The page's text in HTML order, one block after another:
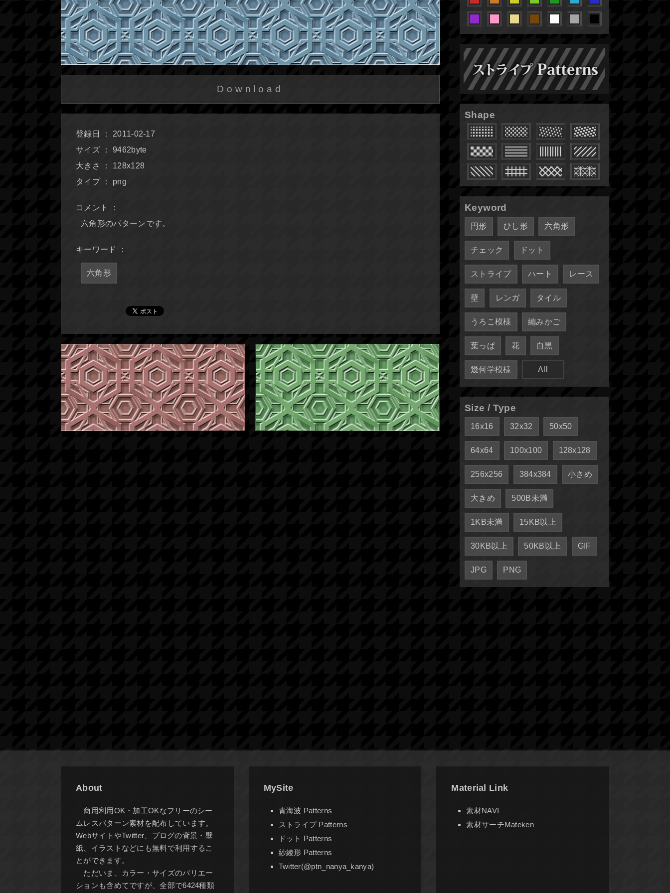
Download
登録日 ： 2011-02-17
サイズ ： 9462byte
大きさ ： 128x128
タイプ ： png
コメント ：
六角形のパターンです。
キーワード ：
六角形
Shape
Keyword
円形 ひし形 六角形
チェック ドット
ストライプ ハート レース
壁 レンガ タイル
うろこ模様 編みかご
葉っぱ 花 白黒
幾何学模様 All
Size / Type
16x16 32x32 50x50
64x64 100x100 128x128
256x256 384x384 小さめ
大きめ 500B未満
1KB未満 15KB以上
30KB以上 50KB以上 GIF
JPG PNG
About
商用利用OK・加工OKなフリーのシー
ムレスパターン素材を配布しています。
WebサイトやTwitter、ブログの背景・壁
紙、イラストなどにも無料で利用するこ
とができます。
ただいま、カラー・サイズのバリエー
ションも含めてですが、全部で6424種類
MySite
青海波 Patterns
ストライプ Patterns
ドット Patterns
紗綾形 Patterns
Twitter(@ptn_nanya_kanya)
Material Link
素材NAVI
素材サーチMateken